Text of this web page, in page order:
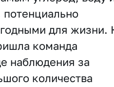
потенциально
для жизни.
команда
наблюдения за
количества